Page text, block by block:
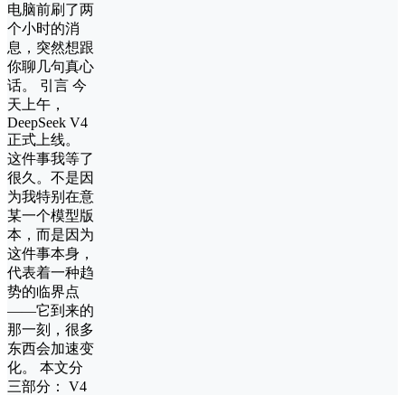
电脑前刷了两
个小时的消
息，突然想跟
你聊几句真心
话。 引言 今
天上午，
DeepSeek V4
正式上线。
这件事我等了
很久。不是因
为我特别在意
某一个模型版
本，而是因为
这件事本身，
代表着一种趋
势的临界点
——它到来的
那一刻，很多
东西会加速变
化。 本文分
三部分： V4